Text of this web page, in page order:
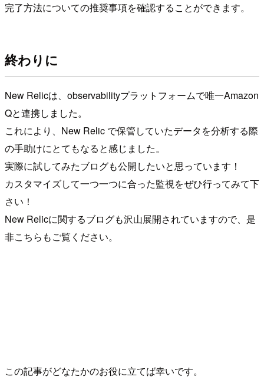
完了方法についての推奨事項を確認することができます。
終わりに
New Relicは、observabilityプラットフォームで唯一Amazon
Qと連携しました。
これにより、New Relic で保管していたデータを分析する際
の手助けにとてもなると感じました。
実際に試してみたブログも公開したいと思っています！
カスタマイズして一つ一つに合った監視をぜひ行ってみて下
さい！
New Relicに関するブログも沢山展開されていますので、是
非こちらもご覧ください。
この記事がどなたかのお役に立てば幸いです。